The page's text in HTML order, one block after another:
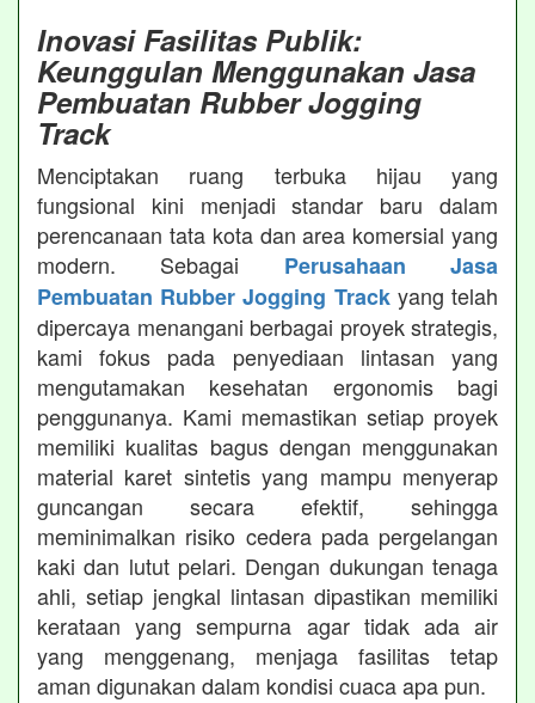
Inovasi Fasilitas Publik:
Keunggulan Menggunakan Jasa
Pembuatan Rubber Jogging
Track
Menciptakan ruang terbuka hijau yang
fungsional kini menjadi standar baru dalam
perencanaan tata kota dan area komersial yang
modern. Sebagai Perusahaan Jasa
Pembuatan Rubber Jogging Trackyang telah
dipercaya menangani berbagai proyek strategis,
kami fokus pada penyediaan lintasan yang
mengutamakan kesehatan ergonomis bagi
penggunanya. Kami memastikan setiap proyek
memiliki kualitas bagus dengan menggunakan
material karet sintetis yang mampu menyerap
guncangan secara efektif, sehingga
meminimalkan risiko cedera pada pergelangan
kaki dan lutut pelari. Dengan dukungan tenaga
ahli, setiap jengkal lintasan dipastikan memiliki
kerataan yang sempurna agar tidak ada air
yang menggenang, menjaga fasilitas tetap
aman digunakan dalam kondisi cuaca apa pun.